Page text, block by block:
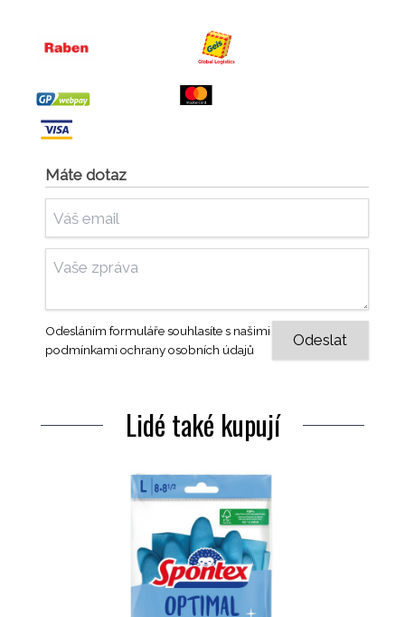
Máte dotaz
Odesláním formuláře souhlasíte s našimi
podmínkami ochrany osobních údajů
Lidé také kupují